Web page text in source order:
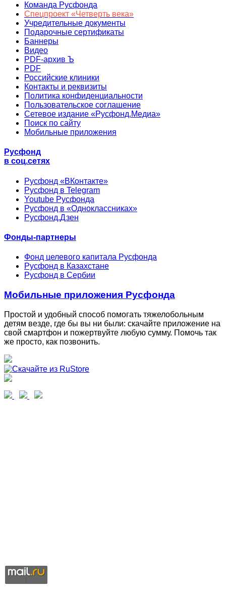
Команда Русфонда
Спецпроект «Четверть века»
Учредительные документы
Подарочные сертификаты
Баннеры
Видео
PDF-архив Ъ
PDF
Российские клиники
Контакты и реквизиты
Политика конфиденциальности
Пользовательское соглашение
Сетевое издание «Русфонд.Медиа»
Поиск по сайту
Мобильные приложения
Русфонд
в соц.сетях
Русфонд «ВКонтакте»
Русфонд в Telegram
Youtube Русфонда
Русфонд в «Одноклассниках»
Русфонд.Дзен
Фонды-партнеры
Фонд целевого капитала Русфонда
Русфонд в Казахстане
Русфонд в Сербии
Мобильные приложения Русфонда
Простой и удобный способ помогать тяжелобольным
детям везде, где бы вы ни были: скачайте приложение на
свой смартфон и пожертвуйте любую сумму. Помочь так
же просто, как позвонить.